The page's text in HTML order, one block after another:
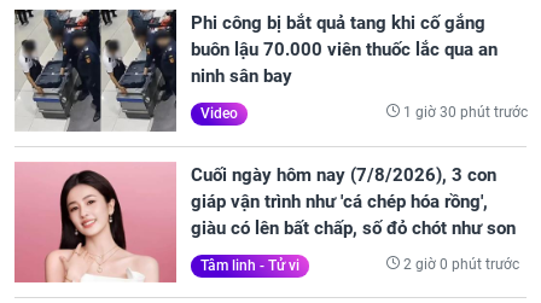
Phi công bị bắt quả tang khi cố gắng
buôn lậu 70.000 viên thuốc lắc qua an
ninh sân bay
Video 1 giờ 30 phút trước
Cuối ngày hôm nay (7/8/2026), 3 con
giáp vận trình như 'cá chép hóa rồng',
giàu có lên bất chấp, số đỏ chót như son
Tâm linh - Tử vi 2 giờ 0 phút trước